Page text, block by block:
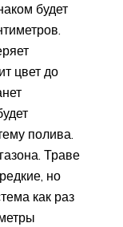
будет
цвет до
полива.
Траве
но
как раз